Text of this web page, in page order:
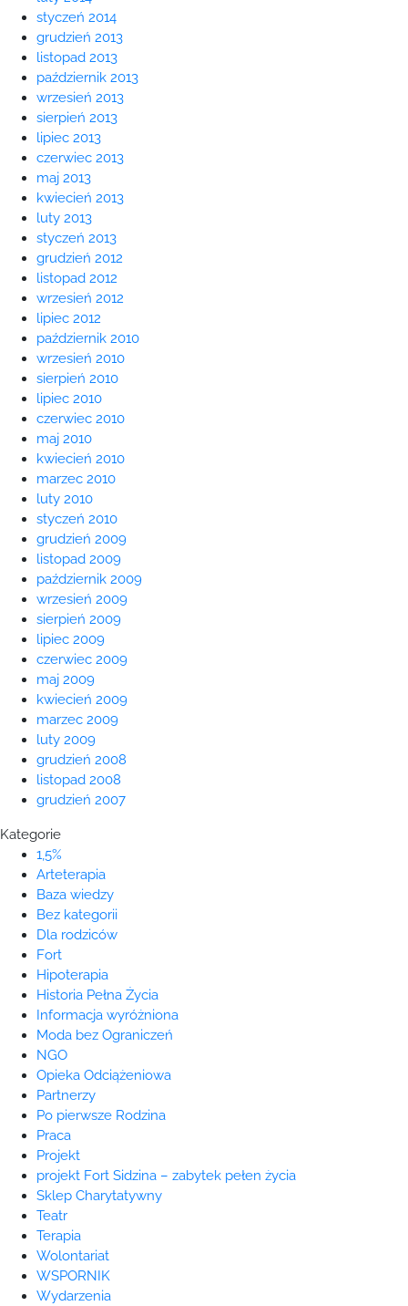
styczeń 2014
grudzień 2013
listopad 2013
październik 2013
wrzesień 2013
sierpień 2013
lipiec 2013
czerwiec 2013
maj 2013
kwiecień 2013
luty 2013
styczeń 2013
grudzień 2012
listopad 2012
wrzesień 2012
lipiec 2012
październik 2010
wrzesień 2010
sierpień 2010
lipiec 2010
czerwiec 2010
maj 2010
kwiecień 2010
marzec 2010
luty 2010
styczeń 2010
grudzień 2009
listopad 2009
październik 2009
wrzesień 2009
sierpień 2009
lipiec 2009
czerwiec 2009
maj 2009
kwiecień 2009
marzec 2009
luty 2009
grudzień 2008
listopad 2008
grudzień 2007
Kategorie
1,5%
Arteterapia
Baza wiedzy
Bez kategorii
Dla rodziców
Fort
Hipoterapia
Historia Pełna Życia
Informacja wyróżniona
Moda bez Ograniczeń
NGO
Opieka Odciążeniowa
Partnerzy
Po pierwsze Rodzina
Praca
Projekt
projekt Fort Sidzina – zabytek pełen życia
Sklep Charytatywny
Teatr
Terapia
Wolontariat
WSPORNIK
Wydarzenia